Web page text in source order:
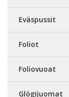
Eväspussit
Foliot
Foliovuoat
Glögijuomat